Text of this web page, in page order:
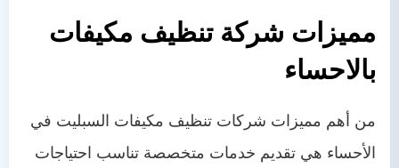
مميزات شركة تنظيف مكيفات
بالاحساء
من أهم مميزات شركات تنظيف مكيفات السبليت في
الأحساء هي تقديم خدمات متخصصة تناسب احتياجات